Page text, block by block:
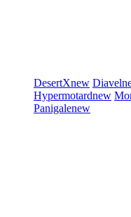
DesertXnew Diavel
Hypermotardnew
Panigalenew